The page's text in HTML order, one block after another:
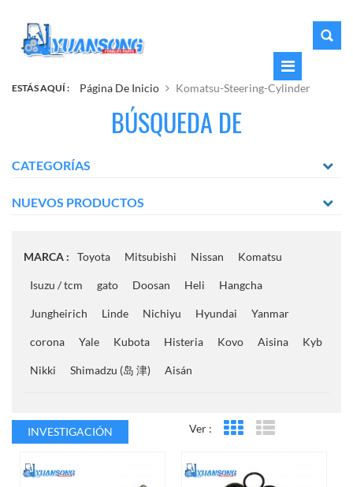
ESTÁS AQUÍ : Página De Inicio Komatsu-Steering-Cylinder
BÚSQUEDA DE
CATEGORÍAS
NUEVOS PRODUCTOS
MARCA : Toyota Mitsubishi Nissan Komatsu
Isuzu / tcm gato Doosan Heli Hangcha
Jungheirich Linde Nichiyu Hyundai Yanmar
corona Yale Kubota Histeria Kovo Aisina Kyb
Nikki Shimadzu (岛 津) Aisán
INVESTIGACIÓN Ver : Vista en cuadrícula